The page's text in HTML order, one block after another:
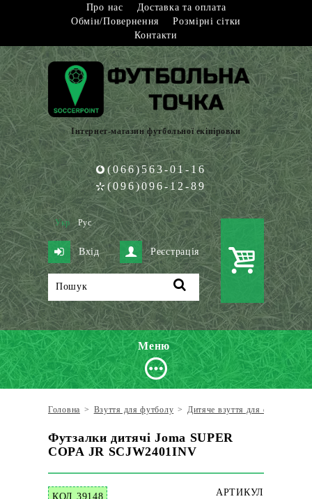
Про нас
Доставка та оплата
Обмін/Повернення
Розмірні сітки
Контакти
Інтернет-магазин футбольної екіпіровки
(066)563-01-16
(096)096-12-89
Укр Рус
Вхід Реєстрація
Меню
Головна > Взуття для футболу > Дитяче взуття для футболу
Футзалки дитячі Joma SUPER
COPA JR SCJW2401INV
КОД 39148
АРТИКУЛ